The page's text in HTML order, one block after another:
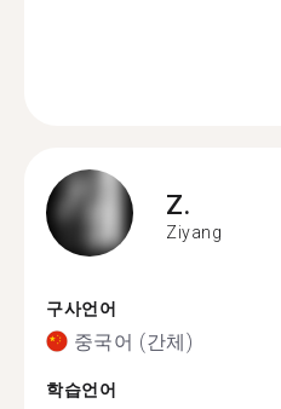
Z.
Ziyang
구사언어
중국어 (간체)
학습언어